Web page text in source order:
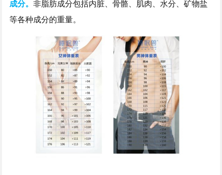
成分。非脂肪成分包括内脏、骨骼、肌肉、水分、矿物盐
等各种成分的重量。